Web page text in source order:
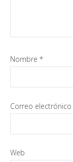
Nombre *
Correo electrónico
Web